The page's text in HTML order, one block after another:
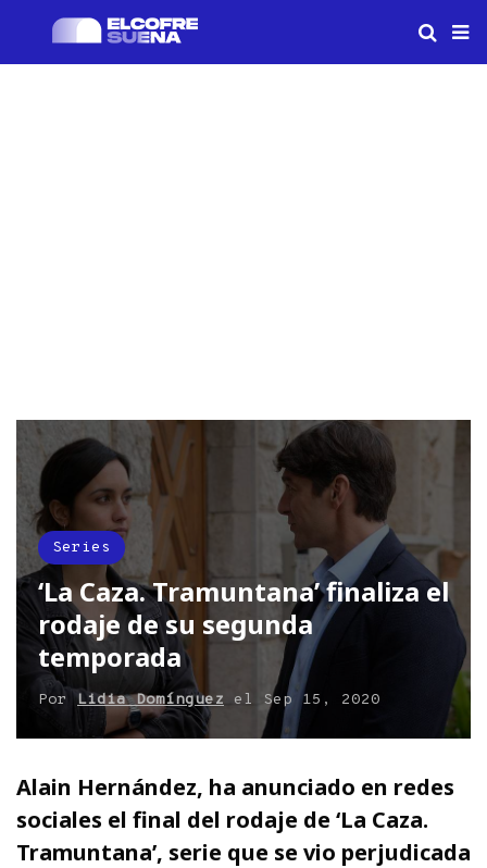
Series
‘La Caza. Tramuntana’ finaliza el
rodaje de su segunda
temporada
PorLidia Domínguez el Sep 15, 2020
Alain Hernández, ha anunciado en redes
sociales el final del rodaje de ‘La Caza.
Tramuntana’, serie que se vio perjudicada